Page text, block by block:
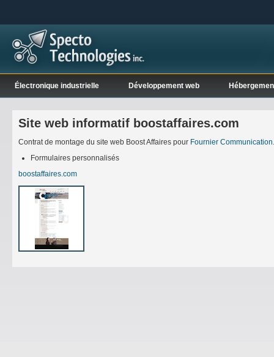
Électronique industrielle Développement web
Site web informatif boostaffaires.com
Contrat de montage du site web Boost Affaires pour Fournier Communication
Formulaires personnalisés
boostaffaires.com